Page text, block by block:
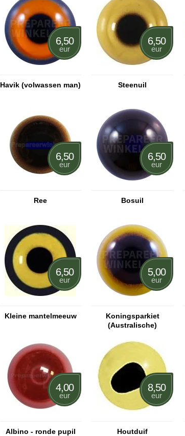
6,50
eur
Havik (volwassen man)
6,50
eur
Steenuil
6,50
eur
Ree
6,50
eur
Bosuil
Kleine mantelmeeuw
6,50
eur
Koningsparkiet
(Australische)
5,00
eur
Albino - ronde pupil
4,00
eur
Houtduif
8,50
eur